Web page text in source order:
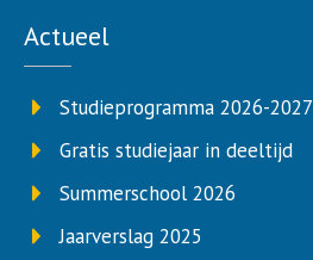
Actueel
Studieprogramma 2026-2027
Gratis studiejaar in deeltijd
Summerschool 2026
Jaarverslag 2025